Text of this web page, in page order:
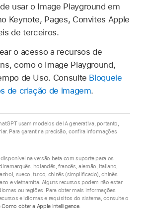
usar o Image Playground em
Keynote, Pages, Convites Apple
de terceiros.
o acesso a recursos de
como o Image Playground,
de Uso. Consulte Bloqueie
de criação de imagem.
usam modelos de IA generativa, portanto,
Para garantir a precisão, confira informações
na versão beta com suporte para os
holandês, francês, alemão, italiano,
sueco, turco, chinês (simplificado), chinês
e vietnamita. Alguns recursos podem não estar
ou regiões. Para obter mais informações
e idiomas e requisitos do sistema, consulte o
Como obter a Apple Intelligence.